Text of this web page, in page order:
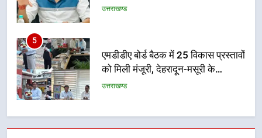
5
नियोजित विकास को मिलेगी रफ्तार
उत्तराखण्ड
6
की हुई समीक्षा
उत्तराखण्ड